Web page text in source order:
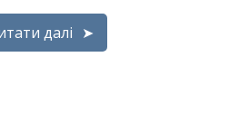
далі